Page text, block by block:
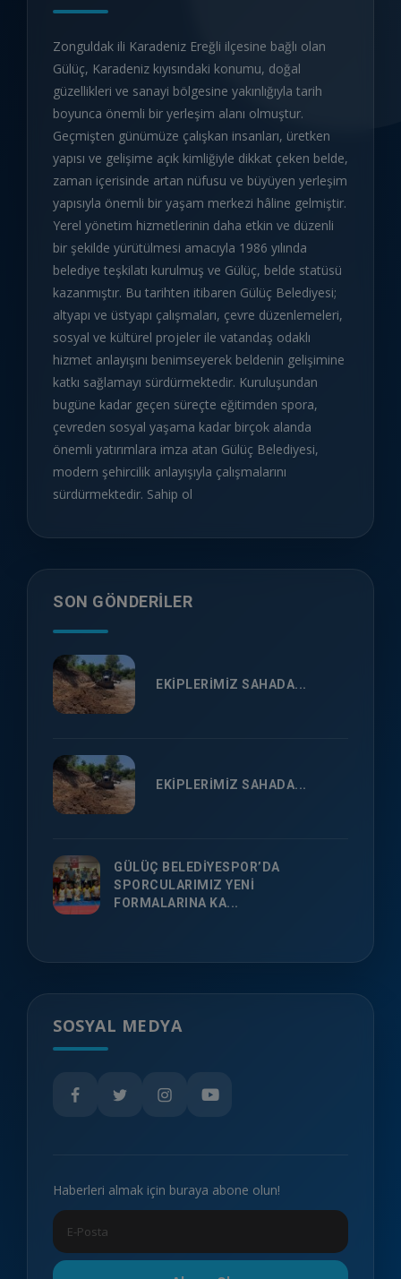
Zonguldak ili Karadeniz Ereğli ilçesine bağlı olan
Gülüç, Karadeniz kıyısındaki konumu, doğal
güzellikleri ve sanayi bölgesine yakınlığıyla tarih
boyunca önemli bir yerleşim alanı olmuştur.
Geçmişten günümüze çalışkan insanları, üretken
yapısı ve gelişime açık kimliğiyle dikkat çeken belde,
zaman içerisinde artan nüfusu ve büyüyen yerleşim
yapısıyla önemli bir yaşam merkezi hâline gelmiştir.
Yerel yönetim hizmetlerinin daha etkin ve düzenli
bir şekilde yürütülmesi amacıyla 1986 yılında
belediye teşkilatı kurulmuş ve Gülüç, belde statüsü
kazanmıştır. Bu tarihten itibaren Gülüç Belediyesi;
altyapı ve üstyapı çalışmaları, çevre düzenlemeleri,
sosyal ve kültürel projeler ile vatandaş odaklı
hizmet anlayışını benimseyerek beldenin gelişimine
katkı sağlamayı sürdürmektedir. Kuruluşundan
bugüne kadar geçen süreçte eğitimden spora,
çevreden sosyal yaşama kadar birçok alanda
önemli yatırımlara imza atan Gülüç Belediyesi,
modern şehircilik anlayışıyla çalışmalarını
sürdürmektedir. Sahip ol
SON GÖNDERILER
EKİPLERİMİZ SAHADA...
EKİPLERİMİZ SAHADA...
GÜLÜÇ BELEDİYESPOR’DA
SPORCULARIMIZ YENİ
FORMALARINA KA...
SOSYAL MEDYA
Haberleri almak için buraya abone olun!